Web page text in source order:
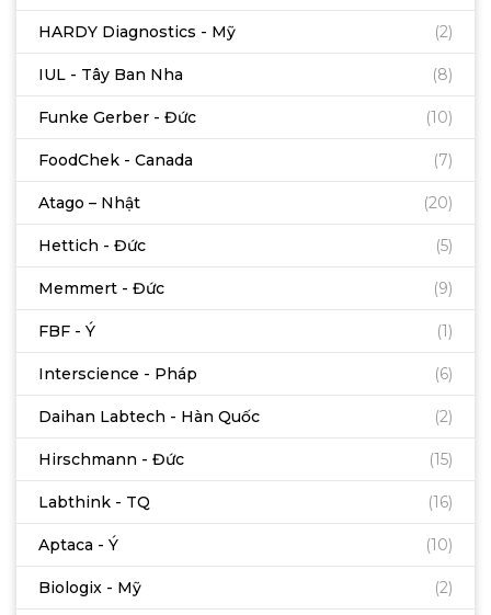
HARDY Diagnostics - Mỹ (2)
IUL - Tây Ban Nha (8)
Funke Gerber - Đức (10)
FoodChek - Canada (7)
Atago – Nhật (20)
Hettich - Đức (5)
Memmert - Đức (9)
FBF - Ý (1)
Interscience - Pháp (6)
Daihan Labtech - Hàn Quốc (2)
Hirschmann - Đức (15)
Labthink - TQ (16)
Aptaca - Ý (10)
Biologix - Mỹ (2)